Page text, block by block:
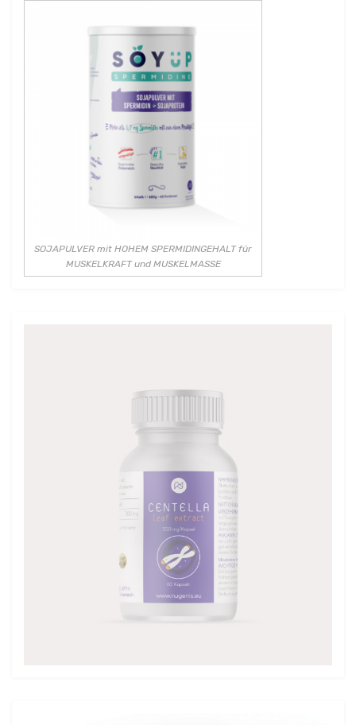
SOJAPULVER mit HOHEM SPERMIDINGEHALT für
MUSKELKRAFT und MUSKELMASSE